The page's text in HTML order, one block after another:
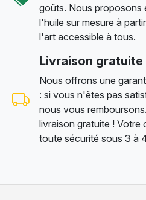
goûts. Nous proposons
l'huile sur mesure à
l'art accessible à tous.
Livraison gratuite
Nous offrons une
: si vous n'êtes pas
nous vous
livraison gratuite !
toute sécurité sous 3 à